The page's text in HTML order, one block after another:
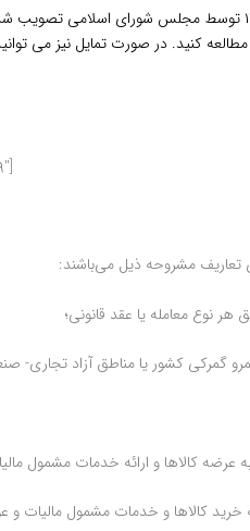
[download id=”۹۴۱۹″]
تعاریف مشروحه ذیل می‌باشند:
هر نوع معامله یا عقد قانونی؛
گمرکی کشور یا مناطق آزاد تجاری‌-
کالاها و ارائه خدمات مشمول
کالاها و خدمات مشمول مالیات